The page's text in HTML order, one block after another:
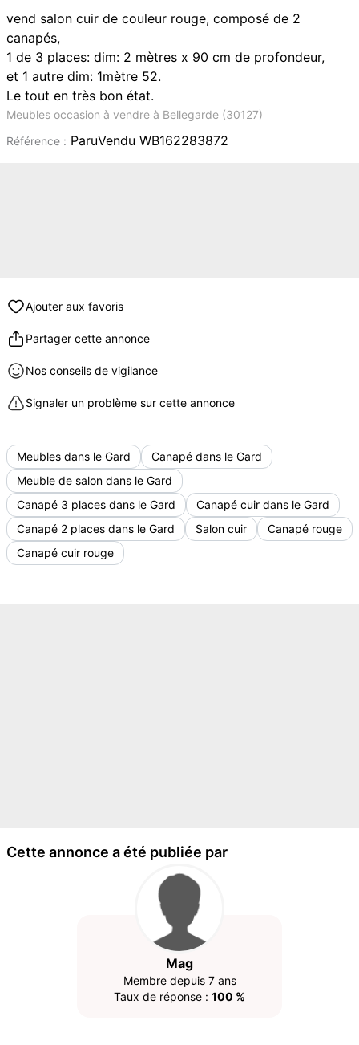
vend salon cuir de couleur rouge, composé de 2
canapés,
1 de 3 places: dim: 2 mètres x 90 cm de profondeur,
et 1 autre dim: 1mètre 52.
Le tout en très bon état.
Meubles occasion à vendre à Bellegarde (30127)
Référence : ParuVendu WB162283872
Ajouter aux favoris
Partager cette annonce
Nos conseils de vigilance
Signaler un problème sur cette annonce
Meubles dans le Gard
Canapé dans le Gard
Meuble de salon dans le Gard
Canapé 3 places dans le Gard
Canapé cuir dans le Gard
Canapé 2 places dans le Gard
Salon cuir
Canapé rouge
Canapé cuir rouge
Cette annonce a été publiée par
Mag
Membre depuis 7 ans
Taux de réponse : 100 %